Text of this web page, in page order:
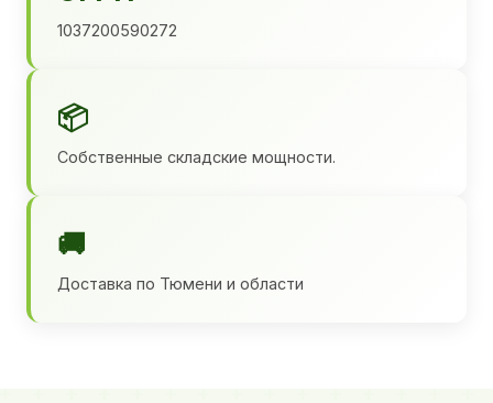
1037200590272
📦
Собственные складские мощности.
🚚
Доставка по Тюмени и области